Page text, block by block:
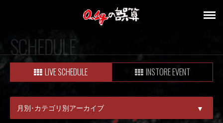
SCHEDULE
LIVE SCHEDULE INSTORE EVENT
月別･カテゴリ別アーカイブ ▼